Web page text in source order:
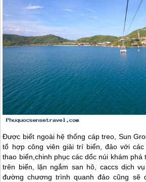
Được biết ngoài hệ thống cáp treo, Sun
tổ hợp công viên giải trí biển, đảo với
thao biển,chinh phục các dốc núi khám phá
trên biển, lặn ngắm san hô, caccs dịch
đường chương trình quanh đảo cũng sẽ